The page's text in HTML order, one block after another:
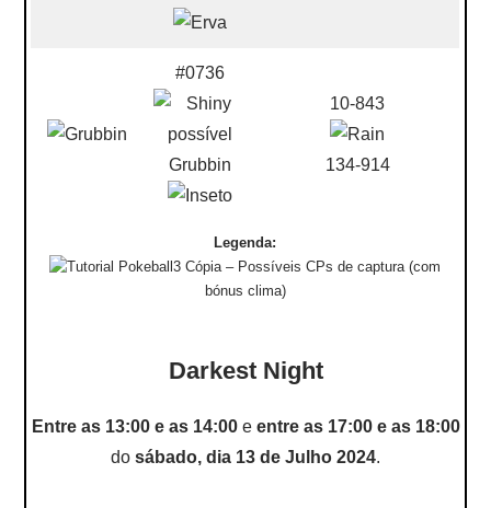
#0736
Grubbin
10-843
134-914
Legenda:
– Possíveis CPs de captura (com
bónus clima)
Darkest Night
Entre as 13:00 e as 14:00e entre as 17:00 e as 18:00
do sábado, dia 13 de Julho 2024.